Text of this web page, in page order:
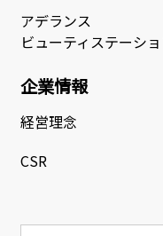
アデランス
ビューティステーシ
企業情報
経営理念
CSR